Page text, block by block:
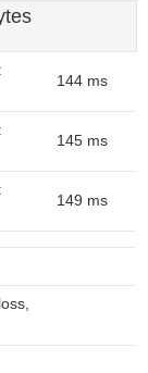
144 ms
145 ms
149 ms